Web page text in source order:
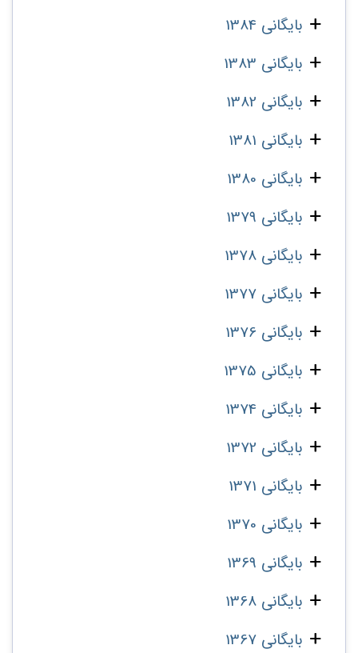
بایگانی 1384
بایگانی 1383
بایگانی 1382
بایگانی 1381
بایگانی 1380
بایگانی 1379
بایگانی 1378
بایگانی 1377
بایگانی 1376
بایگانی 1375
بایگانی 1374
بایگانی 1372
بایگانی 1371
بایگانی 1370
بایگانی 1369
بایگانی 1368
بایگانی 1367